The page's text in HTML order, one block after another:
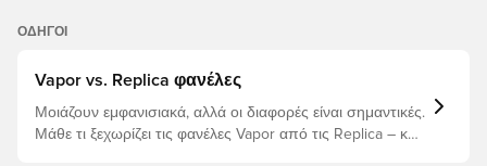
ΟΔΗΓΟΊ
Vapor vs. Replica φανέλες
Μοιάζουν εμφανισιακά, αλλά οι διαφορές είναι σημαντικές.
Μάθε τι ξεχωρίζει τις φανέλες Vapor από τις Replica – και